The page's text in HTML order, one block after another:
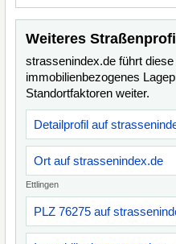
Weiteres
strassenindex.de führt
immobilienbezogenes
Standortfaktoren weiter.
Detailprofil auf
Ort auf strassenindex.de
Ettlingen
PLZ 76275 auf